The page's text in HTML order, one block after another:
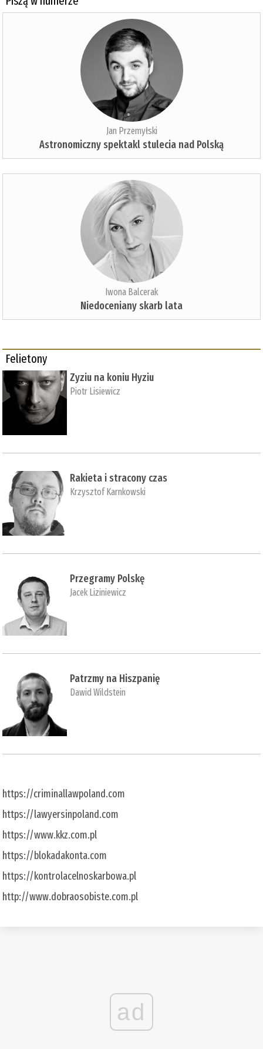
Jan Przemyłski
Astronomiczny spektakl stulecia nad Polską
Iwona Balcerak
Niedoceniany skarb lata
Felietony
Zyziu na koniu Hyziu
Piotr Lisiewicz
Rakieta i stracony czas
Krzysztof Karnkowski
Przegramy Polskę
Jacek Liziniewicz
Patrzmy na Hiszpanię
Dawid Wildstein
https://criminallawpoland.com
https://lawyersinpoland.com
https://www.kkz.com.pl
https://blokadakonta.com
https://kontrolacelnoskarbowa.pl
http://www.dobraosobiste.com.pl
ad